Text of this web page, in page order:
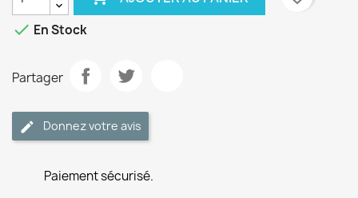
 En Stock
Partager
Donnez votre avis
Paiement sécurisé.